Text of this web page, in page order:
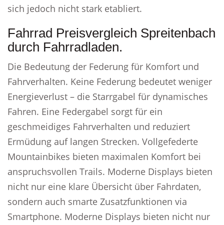
sich jedoch nicht stark etabliert.
Fahrrad Preisvergleich Spreitenbach
durch Fahrradladen.
Die Bedeutung der Federung für Komfort und
Fahrverhalten. Keine Federung bedeutet weniger
Energieverlust – die Starrgabel für dynamisches
Fahren. Eine Federgabel sorgt für ein
geschmeidiges Fahrverhalten und reduziert
Ermüdung auf langen Strecken. Vollgefederte
Mountainbikes bieten maximalen Komfort bei
anspruchsvollen Trails. Moderne Displays bieten
nicht nur eine klare Übersicht über Fahrdaten,
sondern auch smarte Zusatzfunktionen via
Smartphone. Moderne Displays bieten nicht nur